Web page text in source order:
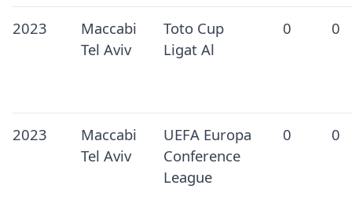
2023
Maccabi
Tel Aviv
Toto Cup
Ligat Al
0 0
2023
Maccabi
Tel Aviv
UEFA Europa
Conference
League
0 0